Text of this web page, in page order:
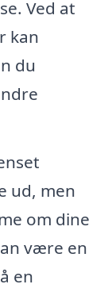
Ved at
kan
du
ud, men
om dine
være en
en